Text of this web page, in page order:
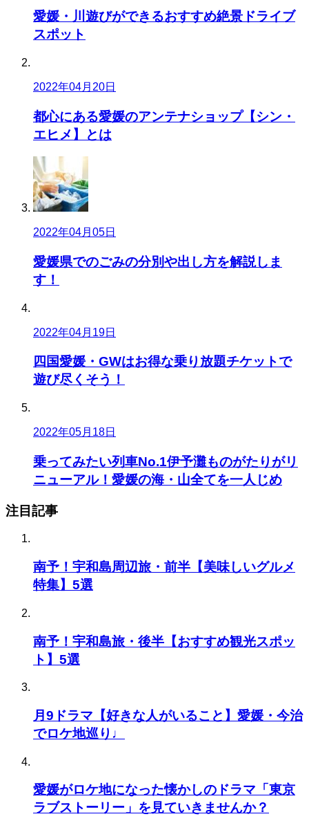
愛媛・川遊びができるおすすめ絶景ドライブ
スポット
2022年04月20日
都心にある愛媛のアンテナショップ【シン・
エヒメ】とは
2022年04月05日
愛媛県でのごみの分別や出し方を解説しま
す！
2022年04月19日
四国愛媛・GWはお得な乗り放題チケットで
遊び尽くそう！
2022年05月18日
乗ってみたい列車No.1伊予灘ものがたりがリ
ニューアル！愛媛の海・山全てを一人じめ
注目記事
南予！宇和島周辺旅・前半【美味しいグルメ
特集】5選
南予！宇和島旅・後半【おすすめ観光スポッ
ト】5選
月9ドラマ【好きな人がいること】愛媛・今治
でロケ地巡り♩
愛媛がロケ地になった懐かしのドラマ「東京
ラブストーリー」を見ていきませんか？